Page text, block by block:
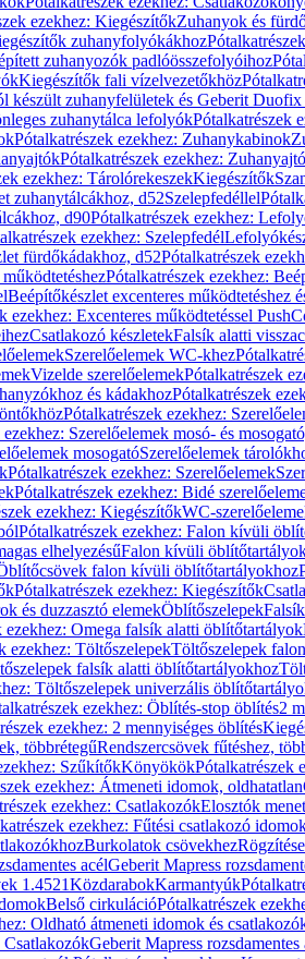
ezekhez: KiegészítőkZuhanyok és
zuhanyfolyókákhoz
zuhanyozók padlóösszefolyóihoz
Kiegészítők fali vízelvezetőkhöz
készült zuhanyfelületek és Geberit Duofix
zuhanytálca lefolyókPótalkatrészek
Pótalkatrészek ezekhez: Zuhanykabinok
Pótalkatrészek ezekhez:
ezekhez: TárolórekeszekKiegészítők
zuhanytálcákhoz, d52Szelepfedéllel
d90Pótalkatrészek ezekhez:
ezekhez: Szelepfedél
fürdőkádakhoz, d52Pótalkatrészek
Pótalkatrészek ezekhez:
Beépítőkészlet excenteres működtetéshez
ezekhez: Excenteres működtetéssel
Csatlakozó készletekFalsík alatti
Szerelőelemek WC-khez
Vizelde szerelőelemekPótalkatrészek
és kádakhozPótalkatrészek
Pótalkatrészek ezekhez:
Szerelőelemek mosó- és
mosogatóSzerelőelemek
Pótalkatrészek ezekhez: Szerelőelemek
Pótalkatrészek ezekhez: Bidé
ezekhez: KiegészítőkWC-
Pótalkatrészek ezekhez: Falon kívüli
elhelyezésűFalon kívüli
falon kívüli öblítőtartályokhoz
Pótalkatrészek ezekhez: Kiegészítők
és duzzasztó elemekÖblítőszelepek
ezekhez: Omega falsík alatti öblítőtartályok
ezekhez: TöltőszelepekTöltőszelepek
falsík alatti öblítőtartályokhoz
Töltőszelepek univerzális
ezekhez: Öblítés-stop öblítés2
ezekhez: 2 mennyiséges öblítés
többrétegűRendszercsövek fűtéshez,
SzűkítőkKönyökökPótalkatrészek
ezekhez: Átmeneti idomok, oldhatatlan
ezekhez: CsatlakozókElosztók
ezekhez: Fűtési csatlakozó
Burkolatok csövekhez
acélGeberit Mapress
1.4521KözdarabokKarmantyúk
Belső cirkulációPótalkatrészek
Oldható átmeneti idomok és
CsatlakozókGeberit Mapress rozsdamentes